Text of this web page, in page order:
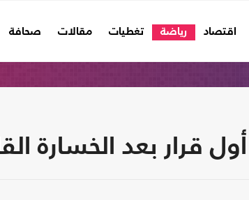
اقتصاد رياضة تغطيات مقالات صحافة
قرار بعد الخسارة